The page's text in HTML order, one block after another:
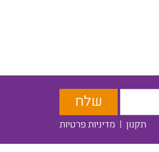
תקנון | מדיניות פרטיות